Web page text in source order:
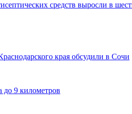
средств выросли в
края обсудили в Сочи
до 9 километров